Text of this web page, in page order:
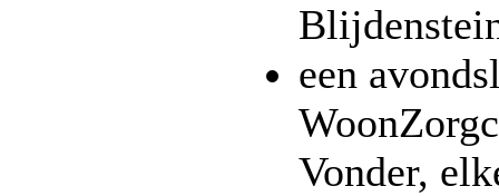
een
Vonder,